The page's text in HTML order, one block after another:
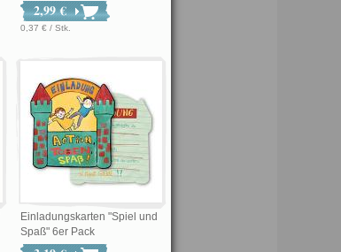
2,99 €
0,37 € / Stk.
Einladungskarten "Spiel und
Spaß" 6er Pack